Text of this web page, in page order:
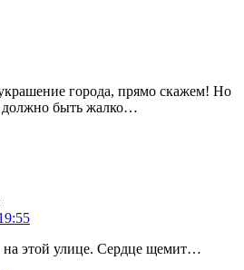
города, прямо скажем! Но
должно быть жалко…
этой улице. Сердце щемит…